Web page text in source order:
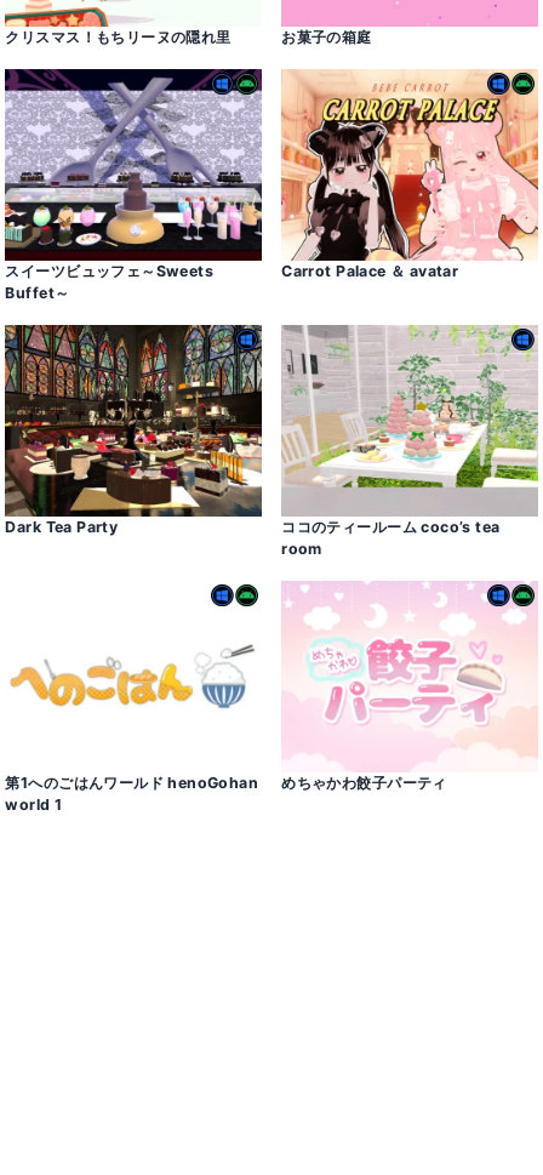
クリスマス！もちリーヌの隠れ里 お菓子の箱庭
スイーツビュッフェ～Sweets
Buffet～
Carrot Palace ＆ avatar
Dark Tea Party
ココのティールーム coco’s tea
room
第1へのごはんワールド henoGohan
world 1
めちゃかわ餃子パーティ